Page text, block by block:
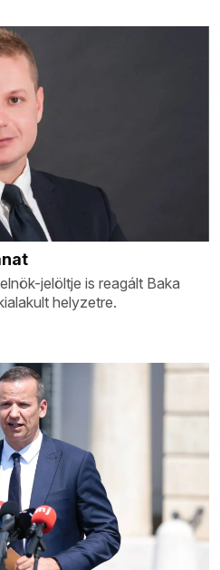
jelöltje is reagált Baka
helyzetre.